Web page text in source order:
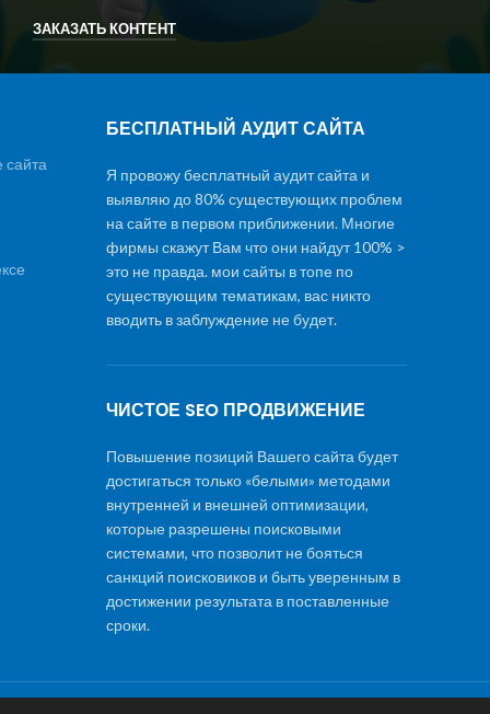
ЗАКАЗАТЬ КОНТЕНТ
сайта
БЕСПЛАТНЫЙ АУДИТ САЙТА
Я провожу бесплатный аудит сайта и
выявляю до 80% существующих проблем
на сайте в первом приближении. Многие
фирмы скажут Вам что они найдут 100% >
это не правда. мои сайты в топе по
существующим тематикам, вас никто
вводить в заблуждение не будет.
ЧИСТОЕ SEO ПРОДВИЖЕНИЕ
Повышение позиций Вашего сайта будет
достигаться только «белыми» методами
внутренней и внешней оптимизации,
которые разрешены поисковыми
системами, что позволит не бояться
санкций поисковиков и быть уверенным в
достижении результата в поставленные
сроки.